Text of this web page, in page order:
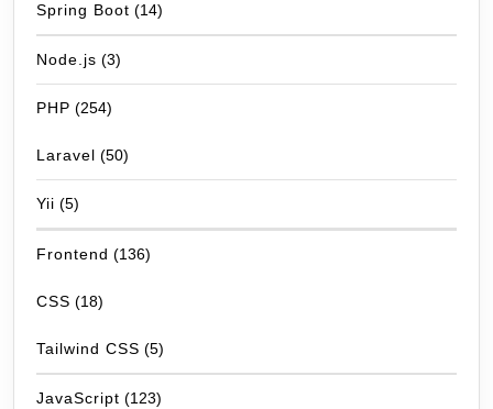
Spring Boot (14)
Node.js (3)
PHP (254)
Laravel (50)
Yii (5)
Frontend (136)
CSS (18)
Tailwind CSS (5)
JavaScript (123)